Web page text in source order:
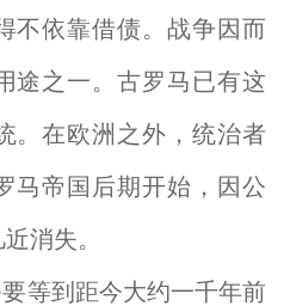
不依靠借债。战争因而
途之一。古罗马已有这
。在欧洲之外，统治者
马帝国后期开始，因公
消失。
等到距今大约一千年前